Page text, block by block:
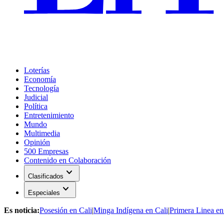
Loterías
Economía
Tecnología
Judicial
Política
Entretenimiento
Mundo
Multimedia
Opinión
500 Empresas
Contenido en Colaboración
Clasificados expand_more
Especiales expand_more
Es noticia:Posesión en Cali|Minga Indígena en Cali|Primera Linea